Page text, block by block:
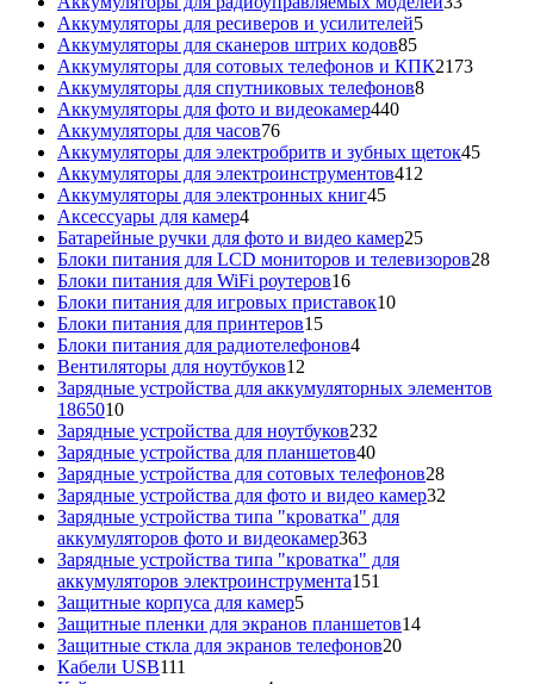
Аккумуляторы для ресиверов и усилителей55
Аккумуляторы для сканеров штрих кодов8585
товаров
Аккумуляторы для сотовых телефонов и КПК21732173
Аккумуляторы для спутниковых телефонов88
Аккумуляторы для фото и видеокамер440440
Аккумуляторы для часов7676
товаров
Аккумуляторы для электробритв и зубных щеток4545
Аккумуляторы для электроинструментов412
Аккумуляторы для электронных книг4545
Аксессуары для камер44
товара
Батарейные ручки для фото и видео камер2525
товаров
Блоки питания для LCD мониторов и телевизоров2828
Блоки питания для WiFi роутеров1616
товаров
Блоки питания для игровых приставок1010
Блоки питания для принтеров1515
товаров
Блоки питания для радиотелефонов44
Вентиляторы для ноутбуков12
товаров
Зарядные устройства для аккумуляторных элементов
186501010
товаров
Зарядные устройства для ноутбуков232
Зарядные устройства для планшетов4040
товаров
Зарядные устройства для сотовых телефонов2828
товаров
Зарядные устройства для фото и видео камер32
Зарядные устройства типа "кроватка" для
аккумуляторов фото и видеокамер363363
товара
Зарядные устройства типа "кроватка" для
аккумуляторов электроинструмента151
Защитные корпуса для камер55
товаров
Защитные пленки для экранов планшетов1414
Защитные сткла для экранов телефонов2020
Кабели USB111